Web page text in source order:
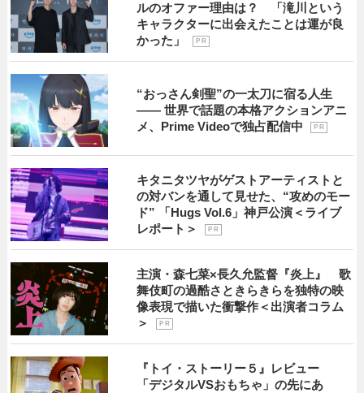
ルのオファー理由は？ 「滝川という
キャラクターに出会えたことは運が良
かった」
P R
“おっさん剣聖”の一太刀に宿る人生
―― 世界で話題の本格アクションアニ
メ、Prime Videoで独占配信中
P R
キタニタツヤがゲストアーティストと
の対バンを通して見せた、“攻めのモー
ド” 「Hugs Vol.6」神戸公演＜ライブ
レポート＞
P R
主演・森七菜×長久允監督『炎上』 歌
舞伎町の過酷さときらきらを独特の映
像表現で描いた衝撃作＜出演者コラム
＞
P R
『トイ・ストーリー５』レビュー
「デジタルVSおもちゃ」の先にあ